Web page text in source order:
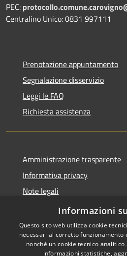
PEC:
Centralino Unico: 0831 997111
Prenotazione appuntamento
Segnalazione disservizio
Leggi le FAQ
Richiesta assistenza
Amministrazione trasparente
Informativa privacy
Note legali
Dichiarazione di accessibilità
Informazioni
Questo sito web utilizza cookie
necessari al corretto funzionamento
nonché un cookie tecnico
informazioni statistiche,